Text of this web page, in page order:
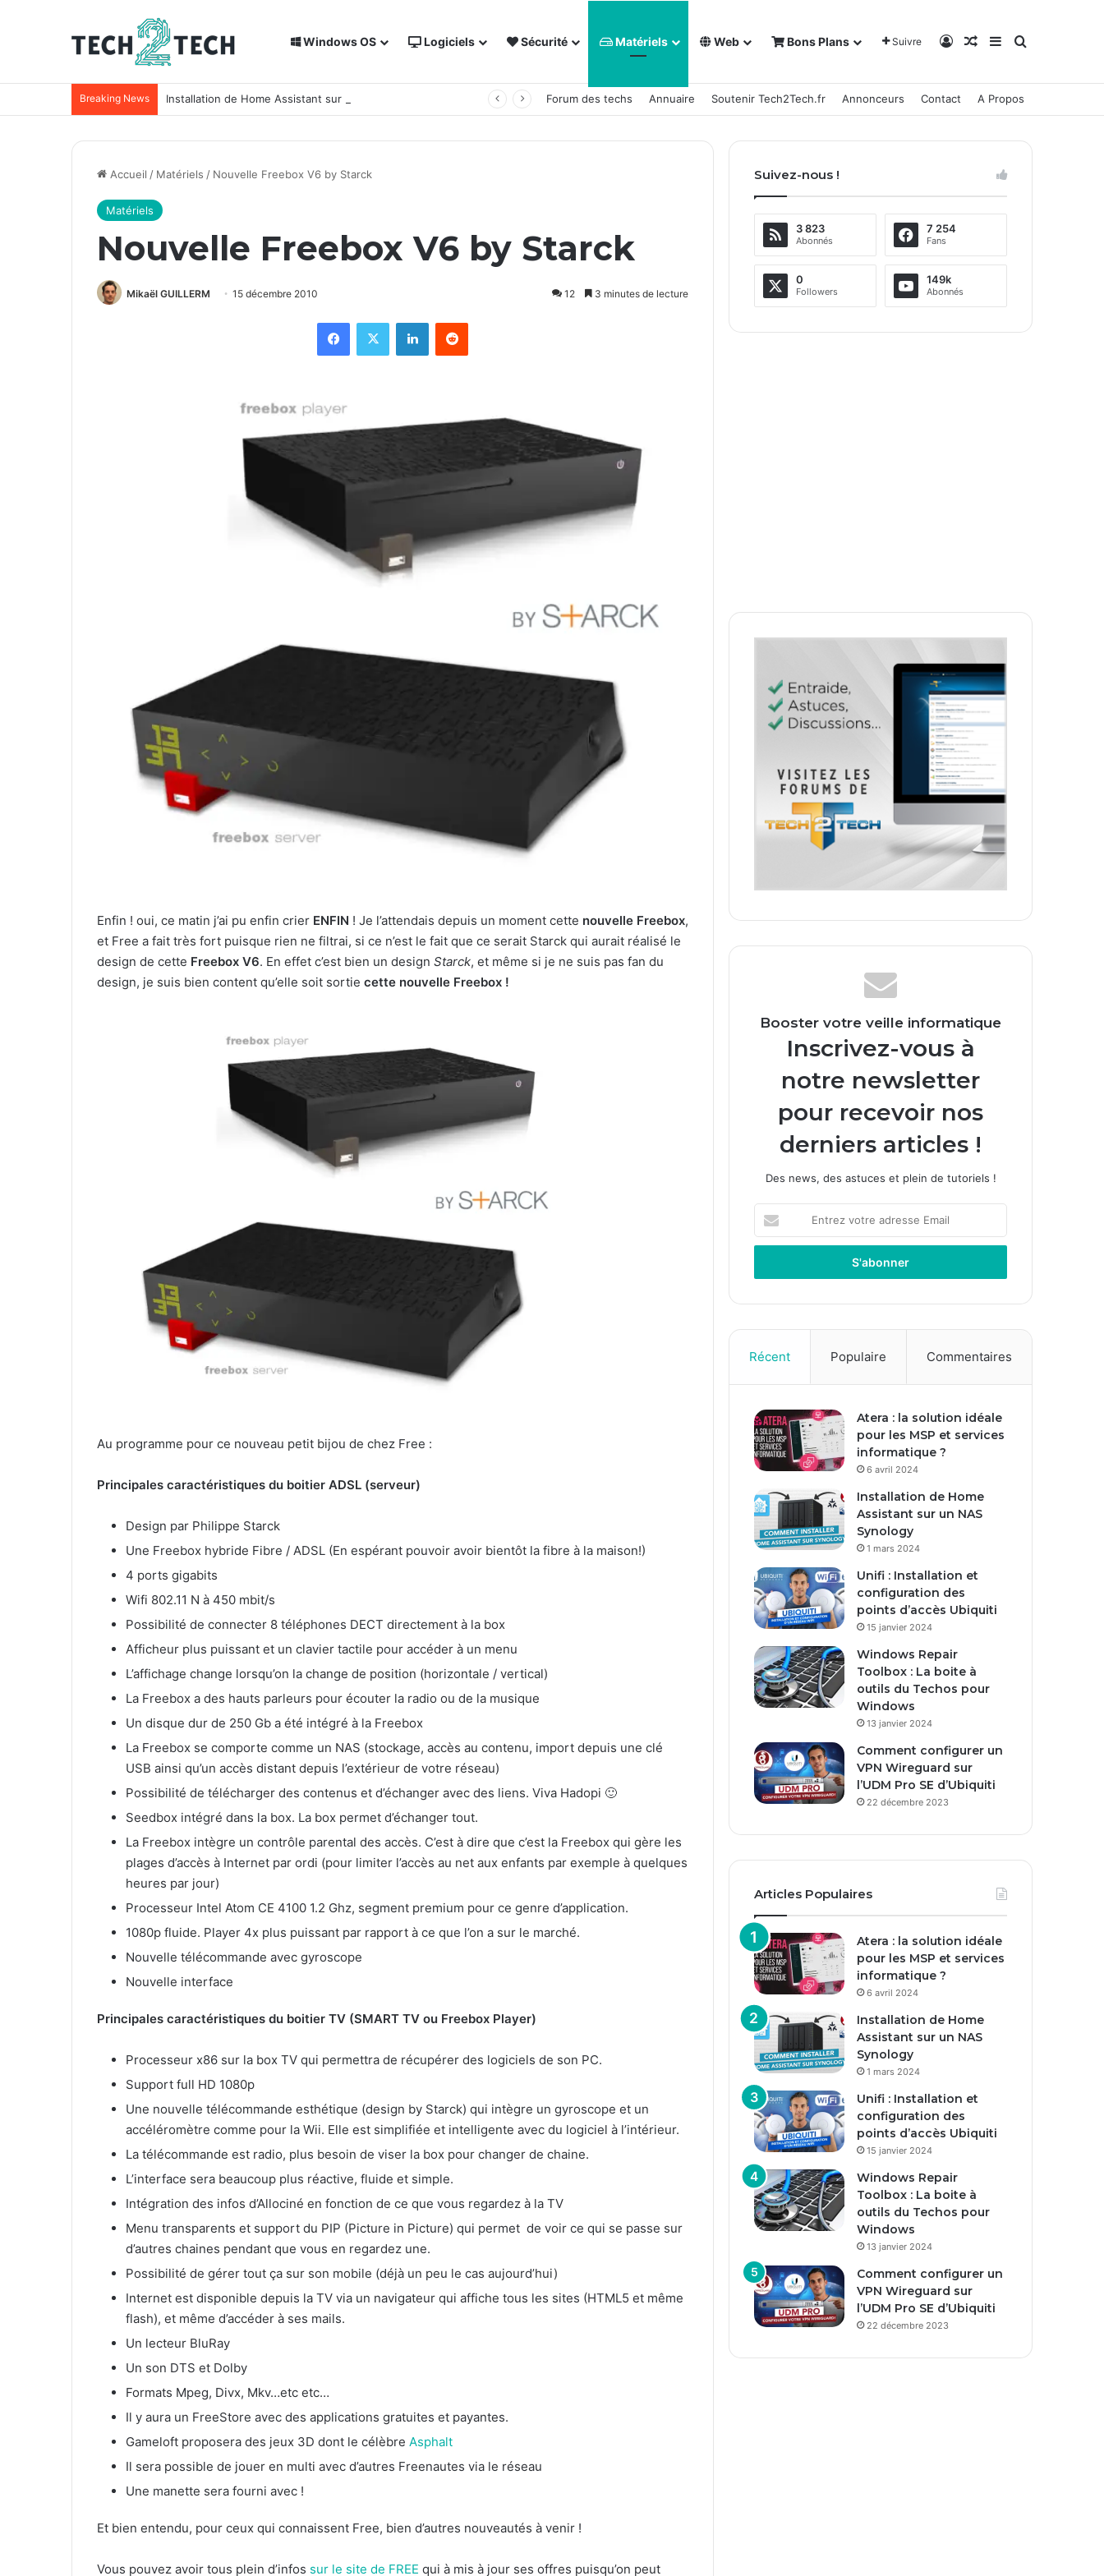
Windows OS Logiciels Sécurité Matériels Web Bons Plans Suivre Connexion
Article Aléatoire
Sidebar (barre
Rechercher
Breaking News Installation de Home Assistant sur un NAS Synology Forum des techs Annuaire Soutenir Tech2Tech.fr Annonceurs Contact A Propos
Accueil / Matériels / Nouvelle Freebox V6 by Starck
Matériels
Nouvelle Freebox V6 by Starck
Mikaël GUILLERM 15 décembre 2010 12 3 minutes de lecture
Enfin ! oui, ce matin j’ai pu enfin crier ENFIN ! Je l’attendais depuis un moment cette nouvelle Freebox,
et Free a fait très fort puisque rien ne filtrai, si ce n’est le fait que ce serait Starck qui aurait réalisé le
design de cette Freebox V6. En effet c’est bien un design Starck, et même si je ne suis pas fan du
design, je suis bien content qu’elle soit sortie cette nouvelle Freebox !
Au programme pour ce nouveau petit bijou de chez Free :
Principales caractéristiques du boitier ADSL (serveur)
Design par Philippe Starck
Une Freebox hybride Fibre / ADSL (En espérant pouvoir avoir bientôt la fibre à la maison!)
4 ports gigabits
Wifi 802.11 N à 450 mbit/s
Possibilité de connecter 8 téléphones DECT directement à la box
Afficheur plus puissant et un clavier tactile pour accéder à un menu
L’affichage change lorsqu’on la change de position (horizontale / vertical)
La Freebox a des hauts parleurs pour écouter la radio ou de la musique
Un disque dur de 250 Gb a été intégré à la Freebox
La Freebox se comporte comme un NAS (stockage, accès au contenu, import depuis une clé
USB ainsi qu’un accès distant depuis l’extérieur de votre réseau)
Possibilité de télécharger des contenus et d’échanger avec des liens. Viva Hadopi 🙂
Seedbox intégré dans la box. La box permet d’échanger tout.
La Freebox intègre un contrôle parental des accès. C’est à dire que c’est la Freebox qui gère les
plages d’accès à Internet par ordi (pour limiter l’accès au net aux enfants par exemple à quelques
heures par jour)
Processeur Intel Atom CE 4100 1.2 Ghz, segment premium pour ce genre d’application.
1080p fluide. Player 4x plus puissant par rapport à ce que l’on a sur le marché.
Nouvelle télécommande avec gyroscope
Nouvelle interface
Principales caractéristiques du boitier TV (SMART TV ou Freebox Player)
Processeur x86 sur la box TV qui permettra de récupérer des logiciels de son PC.
Support full HD 1080p
Une nouvelle télécommande esthétique (design by Starck) qui intègre un gyroscope et un
accéléromètre comme pour la Wii. Elle est simplifiée et intelligente avec du logiciel à l’intérieur.
La télécommande est radio, plus besoin de viser la box pour changer de chaine.
L’interface sera beaucoup plus réactive, fluide et simple.
Intégration des infos d’Allociné en fonction de ce que vous regardez à la TV
Menu transparents et support du PIP (Picture in Picture) qui permet de voir ce qui se passe sur
d’autres chaines pendant que vous en regardez une.
Possibilité de gérer tout ça sur son mobile (déjà un peu le cas aujourd’hui)
Internet est disponible depuis la TV via un navigateur qui affiche tous les sites (HTML5 et même
flash), et même d’accéder à ses mails.
Un lecteur BluRay
Un son DTS et Dolby
Formats Mpeg, Divx, Mkv…etc etc…
Il y aura un FreeStore avec des applications gratuites et payantes.
Gameloft proposera des jeux 3D dont le célèbre Asphalt
Il sera possible de jouer en multi avec d’autres Freenautes via le réseau
Une manette sera fourni avec !
Et bien entendu, pour ceux qui connaissent Free, bien d’autres nouveautés à venir !
Vous pouvez avoir tous plein d’infos sur le site de FREE qui à mis à jour ses offres puisqu’on peut
Suivez-nous !
3 823
Abonnés
7 254
Fans
0
Followers
149k
Abonnés
Booster votre veille informatique
Inscrivez-vous à
notre newsletter
pour recevoir nos
derniers articles !
Des news, des astuces et plein de tutoriels !
t
e
o
t
e
d
r
e
s
e
m
i
l
Récent Populaire Commentaires
Atera : la solution idéale
pour les MSP et services
informatique ?
6 avril 2024
Installation de Home
Assistant sur un NAS
Synology
1 mars 2024
Unifi : Installation et
configuration des
points d’accès Ubiquiti
15 janvier 2024
Windows Repair
Toolbox : La boite à
outils du Techos pour
Windows
13 janvier 2024
Comment configurer un
VPN Wireguard sur
l’UDM Pro SE d’Ubiquiti
22 décembre 2023
Articles Populaires
Atera : la solution idéale
pour les MSP et services
informatique ?
6 avril 2024
Installation de Home
Assistant sur un NAS
Synology
1 mars 2024
Unifi : Installation et
configuration des
points d’accès Ubiquiti
15 janvier 2024
Windows Repair
Toolbox : La boite à
outils du Techos pour
Windows
13 janvier 2024
Comment configurer un
VPN Wireguard sur
l’UDM Pro SE d’Ubiquiti
22 décembre 2023